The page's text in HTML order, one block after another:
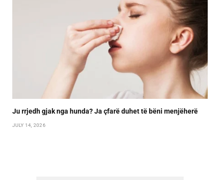
Ju rrjedh gjak nga hunda? Ja çfarë duhet të bëni menjëherë
JULY 14, 2026